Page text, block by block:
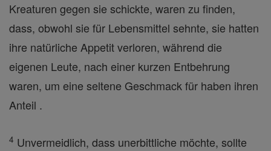
Kreaturen gegen sie schickte, waren zu finden,
dass, obwohl sie für Lebensmittel sehnte, sie hatten
ihre natürliche Appetit verloren, während die
eigenen Leute, nach einer kurzen Entbehrung
waren, um eine seltene Geschmack für haben ihren
Anteil .
4 Unvermeidlich, dass unerbittliche möchte, sollte